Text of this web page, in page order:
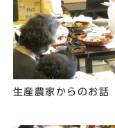
生産農家からのお話